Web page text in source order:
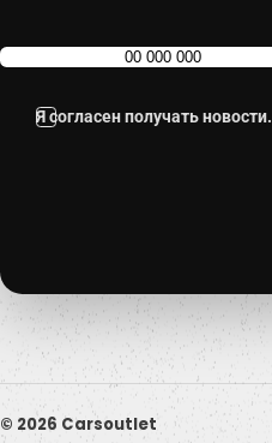
Я согласен получать новости.
© 2026 Carsoutlet